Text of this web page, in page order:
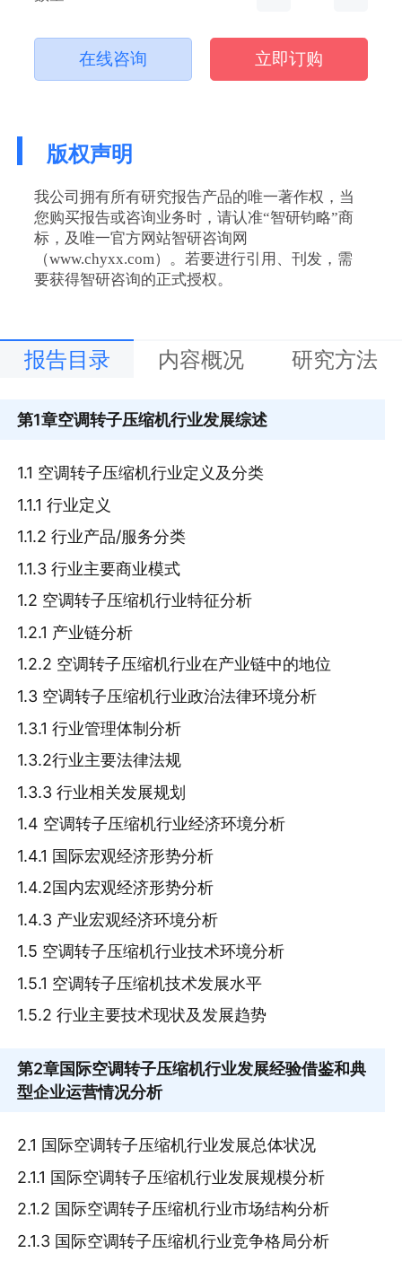
在线咨询 立即订购
版权声明
我公司拥有所有研究报告产品的唯一著作权，当
您购买报告或咨询业务时，请认准“智研钧略”商
标，及唯一官方网站智研咨询网
（www.chyxx.com）。若要进行引用、刊发，需
要获得智研咨询的正式授权。
报告目录 内容概况 研究方法
第1章空调转子压缩机行业发展综述
1.1 空调转子压缩机行业定义及分类
1.1.1 行业定义
1.1.2 行业产品/服务分类
1.1.3 行业主要商业模式
1.2 空调转子压缩机行业特征分析
1.2.1 产业链分析
1.2.2 空调转子压缩机行业在产业链中的地位
1.3 空调转子压缩机行业政治法律环境分析
1.3.1 行业管理体制分析
1.3.2行业主要法律法规
1.3.3 行业相关发展规划
1.4 空调转子压缩机行业经济环境分析
1.4.1 国际宏观经济形势分析
1.4.2国内宏观经济形势分析
1.4.3 产业宏观经济环境分析
1.5 空调转子压缩机行业技术环境分析
1.5.1 空调转子压缩机技术发展水平
1.5.2 行业主要技术现状及发展趋势
第2章国际空调转子压缩机行业发展经验借鉴和典
型企业运营情况分析
2.1 国际空调转子压缩机行业发展总体状况
2.1.1 国际空调转子压缩机行业发展规模分析
2.1.2 国际空调转子压缩机行业市场结构分析
2.1.3 国际空调转子压缩机行业竞争格局分析